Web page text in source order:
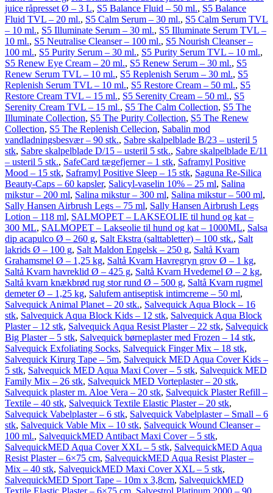
juice råpresset Ø – 3 L, S5 Balance Fluid – 50 ml., S5 Balance
Fluid TVL – 20 ml., S5 Calm Serum – 30 ml., S5 Calm Serum TVL
– 10 ml., S5 Illuminate Serum – 30 ml., S5 Illuminate Serum TVL –
10 ml., S5 Neutralise Cleanser – 100 ml., S5 Nourish Cleanser –
100 ml., S5 Purity Serum – 30 ml., S5 Purity Serum TVL – 10 ml.,
S5 Renew Eye Cream – 20 ml., S5 Renew Serum – 30 ml., S5
Renew Serum TVL – 10 ml., S5 Replenish Serum – 30 ml., S5
Replenish Serum TVL – 10 ml., S5 Restore Cream – 50 ml., S5
Restore Cream TVL – 15 ml., S5 Serenity Cream – 50 ml., S5
Serenity Cream TVL – 15 ml., S5 The Calm Collection, S5 The
Illuminate Collection, S5 The Purity Collection, S5 The Renew
Collection, S5 The Replenish Cellecion, Sabalin mod
vandladningsbesvær – 90 stk., Sabre skalpelblade B/23 – usteril 5
stk, Sabre skalpelblade D/15 – usteril 5 stk., Sabre skalpelblade E/11
– usteril 5 stk., SafeCard tægefjerner – 1 stk, Saframyl Positive
Mood – 15 stk, Saframyl Positive Sleep – 15 stk, Saguna Re-Silica
Beauty-Caps – 60 kapsler, Salicyl-vaselin 10% – 25 ml, Salina
mikstur – 200 ml, Salina mikstur – 300 ml, Salina mikstur – 500 ml,
Sally Hansen Airbrush Legs – 75 ml, Sally Hansen Airbrush Legs
Lotion – 118 ml, SALMOPET – LAKSEOLIE til hund og kat –
300 ML, SALMOPET – Lakseolie til hund og kat – 1000ML, Salsa
dip acapulco Ø – 260 g, Salt Ekstra (salttabletter) – 100 stk., Salt
lakrids Ø – 100 g, Salt Maldon Engelsk – 250 g, Saltå Kvarn
Grahamsmel Ø – 1,25 kg, Saltå Kvarn Havregryn grov Ø – 1 kg,
Saltå Kvarn havreklid Ø – 425 g, Saltå Kvarn Hvedemel Ø – 2 kg,
Saltå kvarn knækbrød rug stor rund Ø – 500 g, Saltå Kvarn rugmel
demeter Ø – 1,25 kg, Salufem antiseptisk intimcreme – 50 ml,
Salvequick Animal Planet – 20 stk., Salvequick Aqua Block – 16
stk, Salvequick Aqua Block Kids – 12 stk, Salvequick Aqua Block
Plaster – 12 stk, Salvequick Aqua Resist Plaster – 22 stk, Salvequick
Big Plaster – 5 stk, Salvequick børneplaster med Frozen – 14 stk,
Salvequick Exfoliating Socks, Salvequick Finger Mix – 18 stk,
Salvequick Kirurg Tape – 5m, Salvequick MED Aqua Cover Kids –
5 stk, Salvequick MED Aqua Maxi Cover – 5 stk, Salvequick MED
Family Mix – 26 stk, Salvequick MED Vorteplaster – 20 stk,
Salvequick plaster m. Aloe Vera – 20 stk, Salvequick Plaster Refill –
Textile – 40 stk, Salvequick Textile Elastic Plaster – 20 stk,
Salvequick Vabelplaster – 6 stk, Salvequick Vabelplaster – Small – 6
stk, Salvequick Vable Mix – 10 stk, Salvequick Wound Cleanser –
100 ml., SalvequickMED Antibact Maxi Cover – 5 stk,
SalvequickMED Aqua Cover XXL – 5 stk, SalvequickMED Aqua
Resist Plaster – 6×75 cm, SalvequickMED Aqua Resist Plaster –
Mix – 40 stk, SalvequickMED Maxi Cover XXL – 5 stk,
SalvequickMED Sport Tape – 10m x 3,8cm, SalvequickMED
Textile Elastic Plaster – 6×75 cm, Salvestrol Platinum 2000 – 90